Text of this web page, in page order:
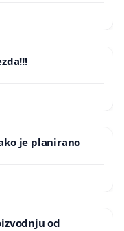
je planirano
od